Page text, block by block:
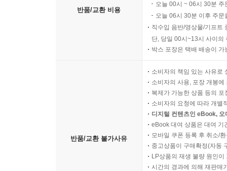
반품/교환 비용
오늘 00시 ~ 06시 30분
오늘 06시 30분 이후 주
직수입 음반/영상물/기프트
단, 당일 00시~13시 사이의
박스 포장은 택배 배송이
반품/교환 불가사유
소비자의 책임 있는 사유로
소비자의 사용, 포장 개봉
복제가 가능한 상품 등의
소비자의 요청에 따라 개별
디지털 컨텐츠인 eBook,
eBook 대여 상품은 대여 기
모바일 쿠폰 등록 후 취소/
중고상품이 구매확정(자동
LP상품의 재생 불량 원인
시간의 경과에 의해 재판매